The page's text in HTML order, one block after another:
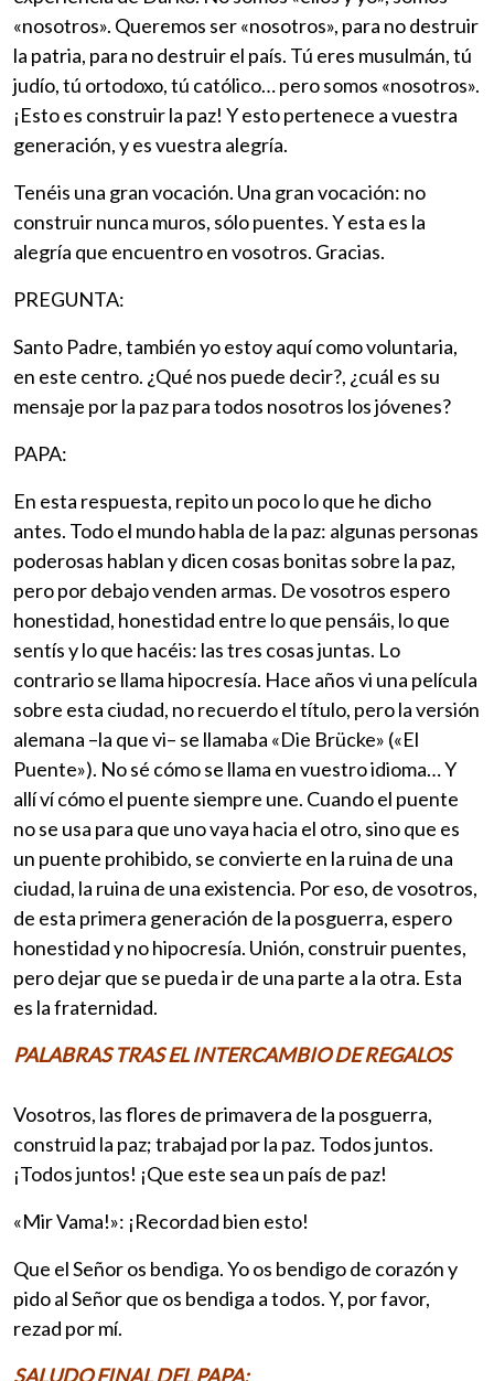
«nosotros». Queremos ser «nosotros», para no destruir
la patria, para no destruir el país. Tú eres musulmán, tú
judío, tú ortodoxo, tú católico… pero somos «nosotros».
¡Esto es construir la paz! Y esto pertenece a vuestra
generación, y es vuestra alegría.
Tenéis una gran vocación. Una gran vocación: no
construir nunca muros, sólo puentes. Y esta es la
alegría que encuentro en vosotros. Gracias.
PREGUNTA:
Santo Padre, también yo estoy aquí como voluntaria,
en este centro. ¿Qué nos puede decir?, ¿cuál es su
mensaje por la paz para todos nosotros los jóvenes?
PAPA:
En esta respuesta, repito un poco lo que he dicho
antes. Todo el mundo habla de la paz: algunas personas
poderosas hablan y dicen cosas bonitas sobre la paz,
pero por debajo venden armas. De vosotros espero
honestidad, honestidad entre lo que pensáis, lo que
sentís y lo que hacéis: las tres cosas juntas. Lo
contrario se llama hipocresía. Hace años vi una película
sobre esta ciudad, no recuerdo el título, pero la versión
alemana –la que vi– se llamaba «Die Brücke» («El
Puente»). No sé cómo se llama en vuestro idioma… Y
allí ví cómo el puente siempre une. Cuando el puente
no se usa para que uno vaya hacia el otro, sino que es
un puente prohibido, se convierte en la ruina de una
ciudad, la ruina de una existencia. Por eso, de vosotros,
de esta primera generación de la posguerra, espero
honestidad y no hipocresía. Unión, construir puentes,
pero dejar que se pueda ir de una parte a la otra. Esta
es la fraternidad.
PALABRAS TRAS EL INTERCAMBIO DE REGALOS
Vosotros, las flores de primavera de la posguerra,
construid la paz; trabajad por la paz. Todos juntos.
¡Todos juntos! ¡Que este sea un país de paz!
«Mir Vama!»: ¡Recordad bien esto!
Que el Señor os bendiga. Yo os bendigo de corazón y
pido al Señor que os bendiga a todos. Y, por favor,
rezad por mí.
SALUDO FINAL DEL PAPA: